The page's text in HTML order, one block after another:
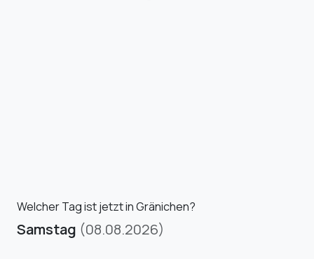
Welcher Tag ist jetzt in Gränichen?
Samstag (08.08.2026)